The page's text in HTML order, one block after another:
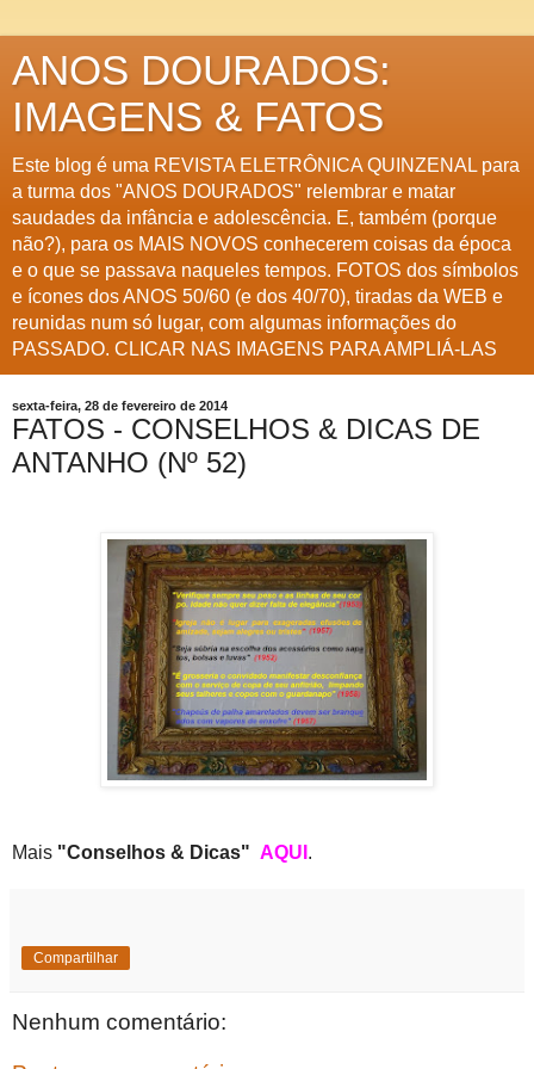
ANOS DOURADOS:
IMAGENS & FATOS
Este blog é uma REVISTA ELETRÔNICA QUINZENAL para
a turma dos "ANOS DOURADOS" relembrar e matar
saudades da infância e adolescência. E, também (porque
não?), para os MAIS NOVOS conhecerem coisas da época
e o que se passava naqueles tempos. FOTOS dos símbolos
e ícones dos ANOS 50/60 (e dos 40/70), tiradas da WEB e
reunidas num só lugar, com algumas informações do
PASSADO. CLICAR NAS IMAGENS PARA AMPLIÁ-LAS
sexta-feira, 28 de fevereiro de 2014
FATOS - CONSELHOS & DICAS DE
ANTANHO (Nº 52)
Mais "Conselhos & Dicas" AQUI .
Compartilhar
Nenhum comentário: